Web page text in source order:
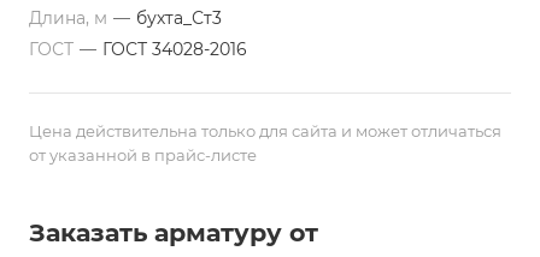
Длина, м — бухта_Ст3
ГОСТ — ГОСТ 34028-2016
Цена действительна только для сайта и может отличаться
от указанной в прайс-листе
Заказать арматуру от